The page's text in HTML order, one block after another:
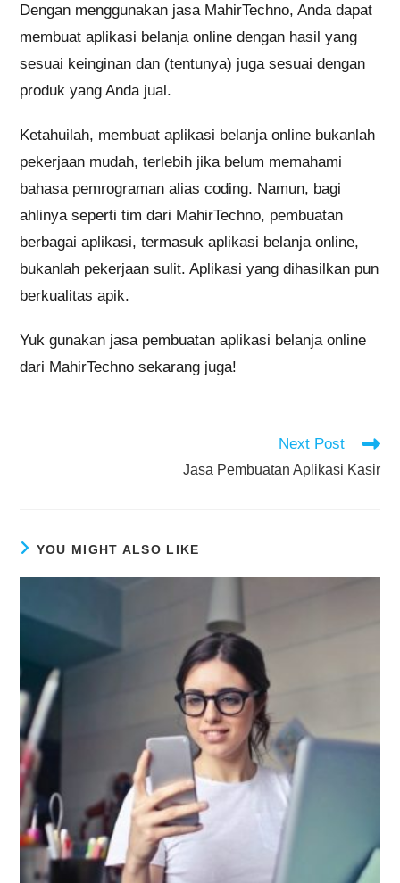
Dengan menggunakan jasa MahirTechno, Anda dapat
membuat aplikasi belanja online dengan hasil yang
sesuai keinginan dan (tentunya) juga sesuai dengan
produk yang Anda jual.
Ketahuilah, membuat aplikasi belanja online bukanlah
pekerjaan mudah, terlebih jika belum memahami
bahasa pemrograman alias coding. Namun, bagi
ahlinya seperti tim dari MahirTechno, pembuatan
berbagai aplikasi, termasuk aplikasi belanja online,
bukanlah pekerjaan sulit. Aplikasi yang dihasilkan pun
berkualitas apik.
Yuk gunakan jasa pembuatan aplikasi belanja online
dari MahirTechno sekarang juga!
Next Post
Jasa Pembuatan Aplikasi Kasir
YOU MIGHT ALSO LIKE